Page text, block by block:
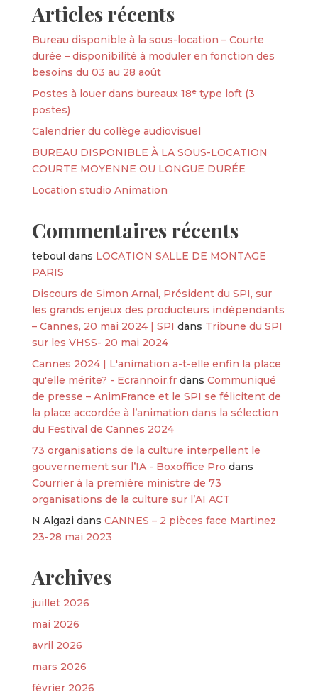
Articles récents
Bureau disponible à la sous-location – Courte
durée – disponibilité à moduler en fonction des
besoins du 03 au 28 août
Postes à louer dans bureaux 18ᵉ type loft (3
postes)
Calendrier du collège audiovisuel
BUREAU DISPONIBLE À LA SOUS-LOCATION
COURTE MOYENNE OU LONGUE DURÉE
Location studio Animation
Commentaires récents
teboul dans LOCATION SALLE DE MONTAGE
PARIS
Discours de Simon Arnal, Président du SPI, sur
les grands enjeux des producteurs indépendants
– Cannes, 20 mai 2024 | SPI dans Tribune du SPI
sur les VHSS- 20 mai 2024
Cannes 2024 | L'animation a-t-elle enfin la place
qu'elle mérite? - Ecrannoir.frdans Communiqué
de presse – AnimFrance et le SPI se félicitent de
la place accordée à l’animation dans la sélection
du Festival de Cannes 2024
73 organisations de la culture interpellent le
gouvernement sur l’IA - Boxoffice Pro dans
Courrier à la première ministre de 73
organisations de la culture sur l’AI ACT
N Algazi dans CANNES – 2 pièces face Martinez
23-28 mai 2023
Archives
juillet 2026
mai 2026
avril 2026
mars 2026
février 2026